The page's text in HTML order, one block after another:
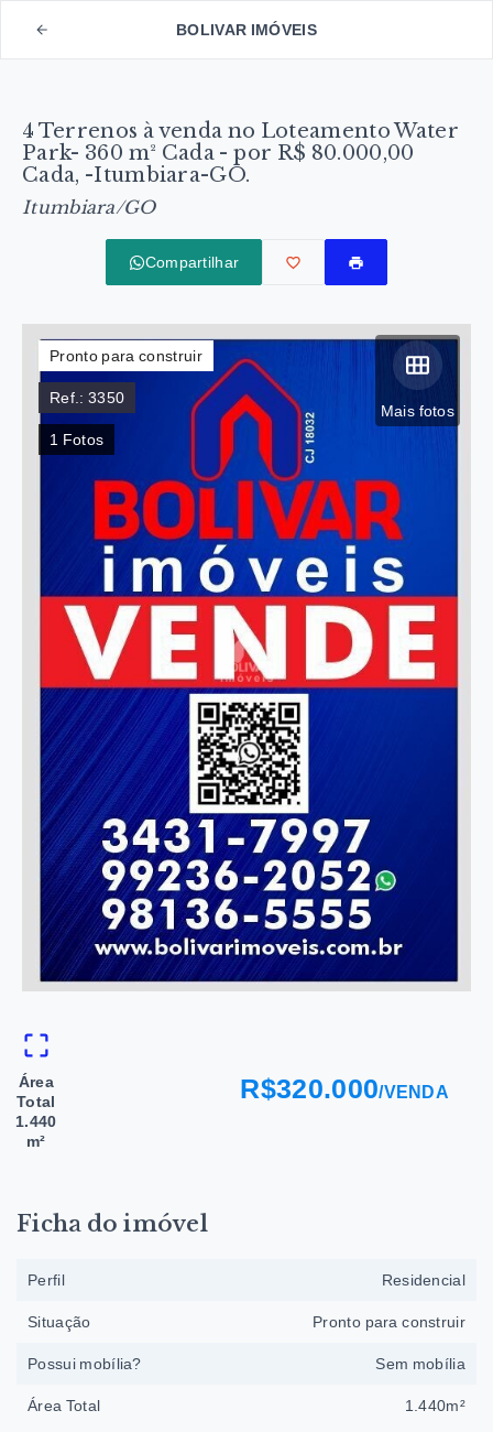
BOLIVAR IMÓVEIS
4 Terrenos à venda no Loteamento Water
Park- 360 m² Cada - por R$ 80.000,00
Cada, -Itumbiara-GO.
Itumbiara/GO
Compartilhar
Mais fotos
Pronto para construir
Ref.:3350
1 Fotos
Área
Total
1.440
m²
R$320.000/VENDA
Ficha do imóvel
Perfil Residencial
Situação Pronto para construir
Possui mobília? Sem mobília
Área Total 1.440m²